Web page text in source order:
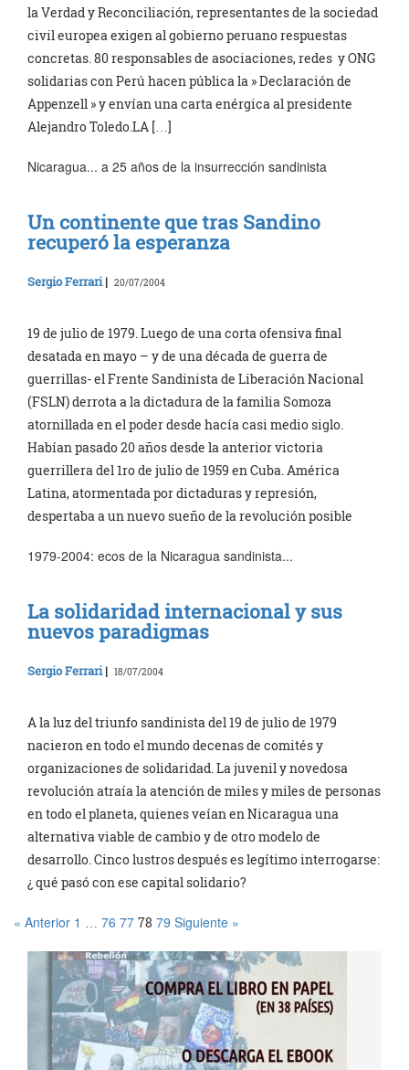
la Verdad y Reconciliación, representantes de la sociedad
civil europea exigen al gobierno peruano respuestas
concretas. 80 responsables de asociaciones, redes y ONG
solidarias con Perú hacen pública la » Declaración de
Appenzell » y envían una carta enérgica al presidente
Alejandro Toledo.LA […]
Nicaragua... a 25 años de la insurrección sandinista
Un continente que tras Sandino
recuperó la esperanza
Sergio Ferrari| 20/07/2004
19 de julio de 1979. Luego de una corta ofensiva final
desatada en mayo – y de una década de guerra de
guerrillas- el Frente Sandinista de Liberación Nacional
(FSLN) derrota a la dictadura de la familia Somoza
atornillada en el poder desde hacía casi medio siglo.
Habían pasado 20 años desde la anterior victoria
guerrillera del 1ro de julio de 1959 en Cuba. América
Latina, atormentada por dictaduras y represión,
despertaba a un nuevo sueño de la revolución posible
1979-2004: ecos de la Nicaragua sandinista...
La solidaridad internacional y sus
nuevos paradigmas
Sergio Ferrari| 18/07/2004
A la luz del triunfo sandinista del 19 de julio de 1979
nacieron en todo el mundo decenas de comités y
organizaciones de solidaridad. La juvenil y novedosa
revolución atraía la atención de miles y miles de personas
en todo el planeta, quienes veían en Nicaragua una
alternativa viable de cambio y de otro modelo de
desarrollo. Cinco lustros después es legítimo interrogarse:
¿ qué pasó con ese capital solidario?
« Anterior 1 76 77 78 79 Siguiente »